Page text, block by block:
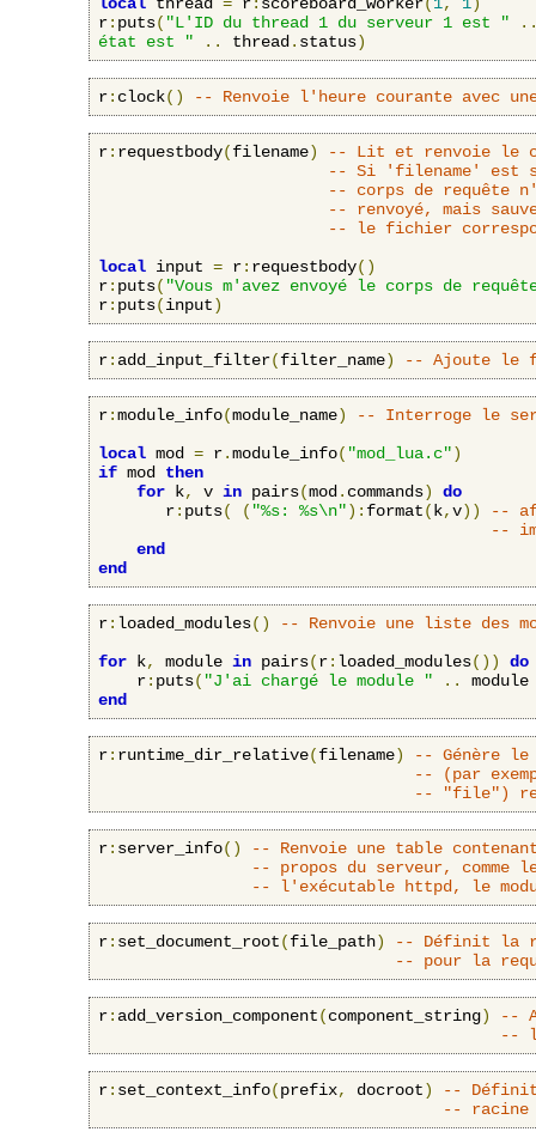
r: puts( "L'ID du thread 1 du serveur 1 est "
état est "
.. thread . status)
r: clock() -- Renvoie l'heure courante avec
r: requestbody(filename)
-- Lit et renvoie le
-- Si 'filename' est
-- corps de requête
-- renvoyé, mais
-- le fichier
local input = r: requestbody()
r: puts( "Vous m'avez envoyé le corps de
r: puts(input)
r: add_input_filter(filter_name) -- Ajoute le
r:module_info(module_name)
-- Interroge le
local mod = r.module_info( "mod_lua.c")
if mod then
for k, v in pairs(mod . commands)
do
       r
: puts( ( "%s: %s\n"): format( k,v))
--
--
end
end
r: loaded_modules()
-- Renvoie une liste des
for k, module in pairs(r: loaded_modules())
do
    r
: puts( "J'ai chargé le module " ..
end
r: runtime_dir_relative(filename)
-- Génère
-- (par
-- "file")
r: server_info()
-- Renvoie une table
-- propos du serveur, comme
-- l'exécutable httpd, le
r: set_document_root(file_path)
-- Définit la
-- pour la
r: add_version_component(component_string)
--
--
r: set_context_info(prefix, docroot)
--
-- racine